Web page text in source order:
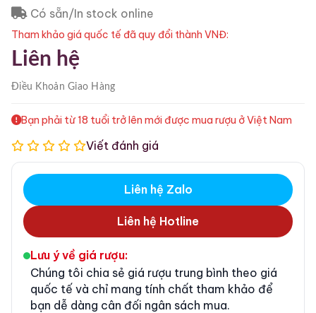
Có sẵn/In stock online
Tham khảo giá quốc tế đã quy đổi thành VNĐ:
Liên hệ
Điều KhoảnGiao Hàng
Bạn phải từ 18 tuổi trở lên mới được mua rượu ở Việt Nam
Viết đánh giá
Liên hệ Zalo
Liên hệ Hotline
Lưu ý về giá rượu:
Chúng tôi chia sẻ giá rượu trung bình theo giá
quốc tế và chỉ mang tính chất tham khảo để
bạn dễ dàng cân đối ngân sách mua.